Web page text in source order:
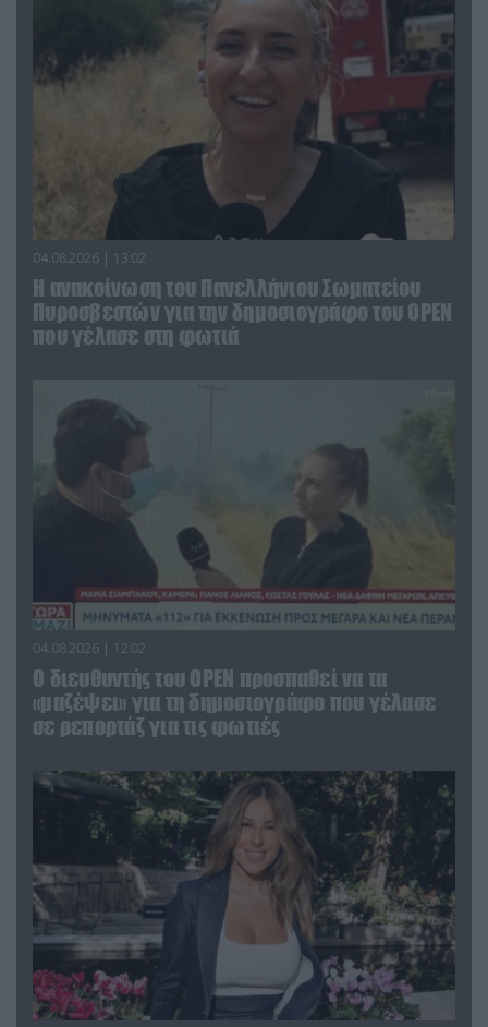
04.08.2026 | 13:02
Η ανακοίνωση του Πανελλήνιου Σωματείου
Πυροσβεστών για την δημοσιογράφο του OPEN
που γέλασε στη φωτιά
04.08.2026 | 12:02
O διευθυντής του OPEN προσπαθεί να τα
«μαζέψει» για τη δημοσιογράφο που γέλασε
σε ρεπορτάζ για τις φωτιές